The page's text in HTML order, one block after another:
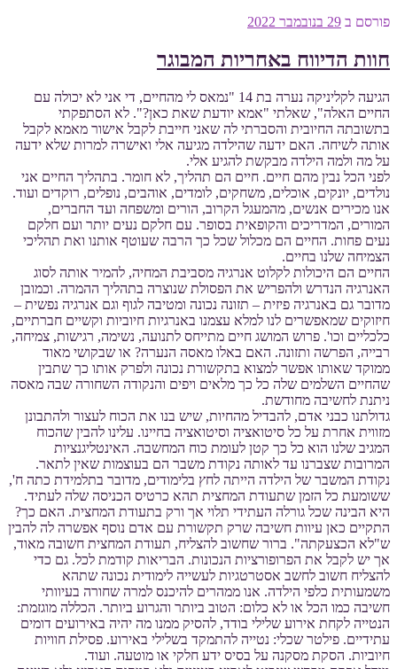
פורסם ב 29 בנובמבר 2022
חוות הדיווח באחריות המבוגר
הגיעה לקליניקה נערה בת 14 "נמאס לי מהחיים, די אני לא יכולה עם
החיים האלה", שאלתי "אמא יודעת שאת כאן?". לא הסתפקתי
בתשובתה החיובית והסברתי לה שאני חייבת לקבל אישור מאמא לקבל
אותה לשיחה. האם ידעה שהילדה מגיעה אלי ואישרה למרות שלא ידעה
על מה ולמה הילדה מבקשת להגיע אלי.
לפני הכל נבין מהם חיים. חיים הם תהליך, לא חומר. בתהליך החיים אני
נולדים, יונקים, אוכלים, משחקים, לומדים, אוהבים, נופלים, רוקדים ועוד.
אנו מכירים אנשים, מהמעגל הקרוב, הורים ומשפחה ועד החברים,
המורים, המדריכים והקופאית בסופר. עם חלקם נעים יותר ועם חלקם
נעים פחות. החיים הם מכלול שכל כך הרבה שעוטף אותנו ואת תהליכי
הצמיחה שלנו בחיים.
החיים הם היכולות לקלוט אנרגיה מסביבת המחיה, להמיר אותה לסוג
האנרגיה הנדרש ולהפריש את הפסולת שנוצרה בתהליך ההמרה. וכמובן
מדובר גם באנרגיה פיזית – תזונה נכונה ומטיבה לגוף וגם אנרגיה נפשית –
חיזוקים שמאפשרים לנו למלא עצמנו באנרגיות חיוביות וקשיים חברתיים,
כלכליים וכו'. פרוש המושג חיים מתייחס לתנועה, נשימה, רגישות, צמיחה,
רבייה, הפרשה ותזונה. האם באלו מאסה הנערה? או שבקושי מאוד
ממוקד שאותו אפשר למצוא בתקשורת נכונה ולפרק אותו כך שתבין
שהחיים השלמים שלה כל כך מלאים ויפים והנקודה השחורה שבה מאסה
ניתנת לחשיבה מחודשת.
גדולתנו כבני אדם, להבדיל מהחיות, שיש בנו את הכוח לעצור ולהתבונן
מזווית אחרת על כל סיטואציה וסיטואציה בחיינו. עלינו להבין שהכוח
המגיב שלנו הוא כל כך קטן לעומת כוח המחשבה. האינטליגנציות
המרובות שצברנו עד לאותה נקודת משבר הם בעוצמות שאין לתאר.
נקודת המשבר של הילדה הייתה לחץ בלימודים, מדובר בתלמידת כתה ח',
ששומעת כל הזמן שתעודת המחצית תהא כרטיס הכניסה שלה לעתיד.
היא הבינה שכל גורלה העתידי תלוי אך ורק בתעודת המחצית. האם כך?
התקיים כאן עיוות חשיבה שרק תקשורת עם אדם נוסף אפשרה לה להבין
ש"לא הכצעקתה". ברור שחשוב להצליח, תעודת המחצית חשובה מאוד,
אך יש לקבל את הפרופורציות הנכונות. הבריאות קודמת לכל. גם כדי
להצליח חשוב לחשב אסטרטגיות לעשייה לימודית נכונה שתהא
משמעותית כלפי הילדה. אנו ממהרים להיכנס למרה שחורה בעיוותי
חשיבה כמו הכל או לא כלום: הטוב ביותר והגרוע ביותר. הכללה מוגזמת:
הנטייה לקחת אירוע שלילי בודד, להסיק ממנו מה יהיה באירועים דומים
עתידיים. פילטר שכלי: נטייה להתמקד בשלילי באירוע. פסילת חוויות
חיוביות. הסקת מסקנה על בסיס ידע חלקי או מוטעה. ועוד.